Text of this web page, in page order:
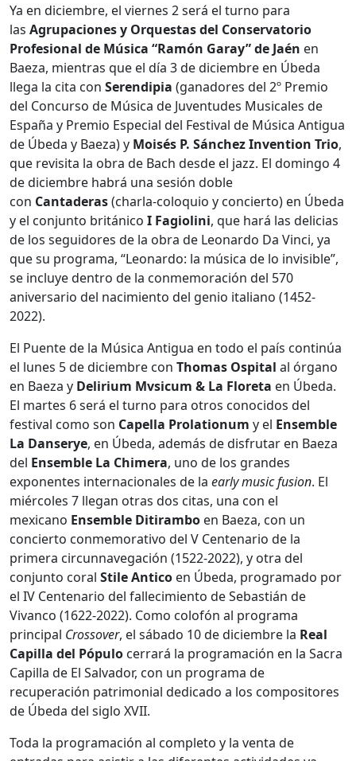
Ya en diciembre, el viernes 2 será el turno para
las Agrupaciones y Orquestas del Conservatorio
Profesional de Música “Ramón Garay” de Jaén en
Baeza, mientras que el día 3 de diciembre en Úbeda
llega la cita con Serendipia (ganadores del 2º Premio
del Concurso de Música de Juventudes Musicales de
España y Premio Especial del Festival de Música Antigua
de Úbeda y Baeza) y Moisés P. Sánchez Invention Trio,
que revisita la obra de Bach desde el jazz. El domingo 4
de diciembre habrá una sesión doble
con Cantaderas(charla-coloquio y concierto) en Úbeda
y el conjunto británico I Fagiolini, que hará las delicias
de los seguidores de la obra de Leonardo Da Vinci, ya
que su programa, “Leonardo: la música de lo invisible”,
se incluye dentro de la conmemoración del 570
aniversario del nacimiento del genio italiano (1452-
2022).
El Puente de la Música Antigua en todo el país continúa
el lunes 5 de diciembre con Thomas Ospital al órgano
en Baeza y Delirium Mvsicum & La Floreta en Úbeda.
El martes 6 será el turno para otros conocidos del
festival como son Capella Prolationum y el Ensemble
La Danserye, en Úbeda, además de disfrutar en Baeza
del Ensemble La Chimera, uno de los grandes
exponentes internacionales de la early music fusion. El
miércoles 7 llegan otras dos citas, una con el
mexicano Ensemble Ditirambo en Baeza, con un
concierto conmemorativo del V Centenario de la
primera circunnavegación (1522-2022), y otra del
conjunto coral Stile Antico en Úbeda, programado por
el IV Centenario del fallecimiento de Sebastián de
Vivanco (1622-2022). Como colofón al programa
principal Crossover, el sábado 10 de diciembre la Real
Capilla del Pópulo cerrará la programación en la Sacra
Capilla de El Salvador, con un programa de
recuperación patrimonial dedicado a los compositores
de Úbeda del siglo XVII.
Toda la programación al completo y la venta de